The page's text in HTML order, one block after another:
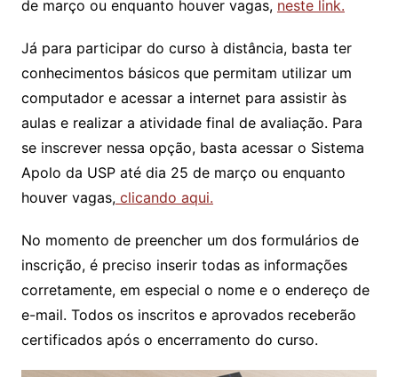
de março ou enquanto houver vagas, neste link.
Já para participar do curso à distância, basta ter
conhecimentos básicos que permitam utilizar um
computador e acessar a internet para assistir às
aulas e realizar a atividade final de avaliação. Para
se inscrever nessa opção, basta acessar o Sistema
Apolo da USP até dia 25 de março ou enquanto
houver vagas,clicando aqui.
No momento de preencher um dos formulários de
inscrição, é preciso inserir todas as informações
corretamente, em especial o nome e o endereço de
e-mail. Todos os inscritos e aprovados receberão
certificados após o encerramento do curso.